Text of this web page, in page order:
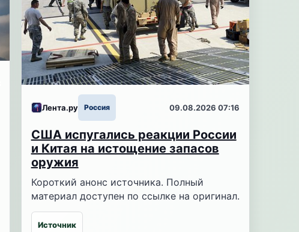
Лента.ру Россия 09.08.2026 07:16
США испугались реакции России
и Китая на истощение запасов
оружия
Короткий анонс источника. Полный
материал доступен по ссылке на оригинал.
Источник